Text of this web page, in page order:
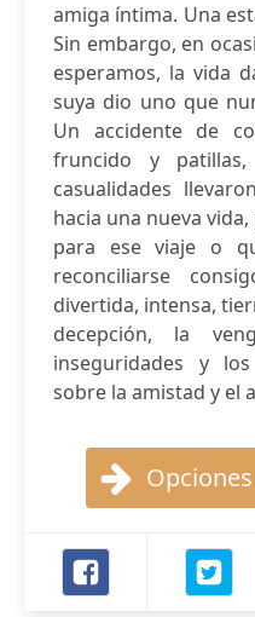
amiga íntima. Una
Sin embargo, en
esperamos, la vida
suya dio uno que
Un accidente de
fruncido y
casualidades
hacia una nueva
para ese viaje o
reconciliarse
divertida, intensa,
decepción, la
inseguridades y
sobre la amistad y el